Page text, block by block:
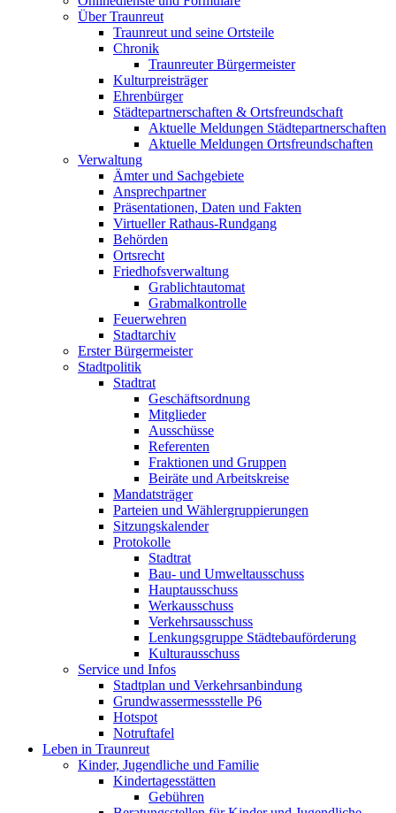
Über Traunreut
Traunreut und seine Ortsteile
Chronik
Traunreuter Bürgermeister
Kulturpreisträger
Ehrenbürger
Städtepartnerschaften & Ortsfreundschaft
Aktuelle Meldungen Städtepartnerschaften
Aktuelle Meldungen Ortsfreundschaften
Verwaltung
Ämter und Sachgebiete
Ansprechpartner
Präsentationen, Daten und Fakten
Virtueller Rathaus-Rundgang
Behörden
Ortsrecht
Friedhofsverwaltung
Grablichtautomat
Grabmalkontrolle
Feuerwehren
Stadtarchiv
Erster Bürgermeister
Stadtpolitik
Stadtrat
Geschäftsordnung
Mitglieder
Ausschüsse
Referenten
Fraktionen und Gruppen
Beiräte und Arbeitskreise
Mandatsträger
Parteien und Wählergruppierungen
Sitzungskalender
Protokolle
Stadtrat
Bau- und Umweltausschuss
Hauptausschuss
Werkausschuss
Verkehrsausschuss
Lenkungsgruppe Städtebauförderung
Kulturausschuss
Service und Infos
Stadtplan und Verkehrsanbindung
Grundwassermessstelle P6
Hotspot
Notruftafel
Leben in Traunreut
Kinder, Jugendliche und Familie
Kindertagesstätten
Gebühren